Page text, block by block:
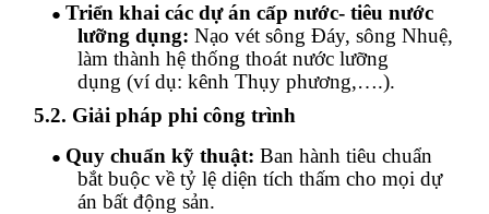
● Triển khai các dự án cấp nước- tiêu nước
lưỡng dụng: Nạo vét sông Đáy, sông Nhuệ,
làm thành hệ thống thoát nước lưỡng
dụng (ví dụ: kênh Thụy phương,….).
5.2. Giải pháp phi công trình
● Quy chuẩn kỹ thuật: Ban hành tiêu chuẩn
bắt buộc về tỷ lệ diện tích thấm cho mọi dự
án bất động sản.